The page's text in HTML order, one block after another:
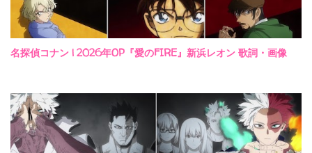
名探偵コナン | 2026年OP『愛のFIRE』新浜レオン 歌詞・画像